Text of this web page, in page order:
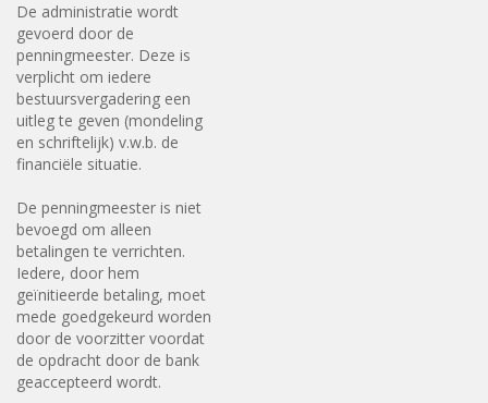
De administratie wordt
gevoerd door de
penningmeester. Deze is
verplicht om iedere
bestuursvergadering een
uitleg te geven (mondeling
en schriftelijk) v.w.b. de
financiële situatie.
De penningmeester is niet
bevoegd om alleen
betalingen te verrichten.
Iedere, door hem
geïnitieerde betaling, moet
mede goedgekeurd worden
door de voorzitter voordat
de opdracht door de bank
geaccepteerd wordt.